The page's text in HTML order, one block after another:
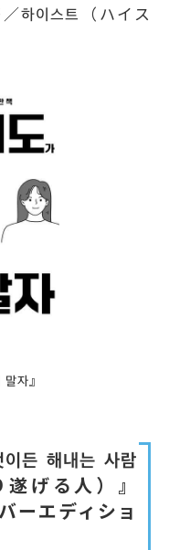
하이스트（ハイス
자』
든 해내는 사람
げる人）』
ーエディショ